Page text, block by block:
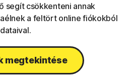
segít csökkenteni annak
a feltört online fiókokból
megtekintése